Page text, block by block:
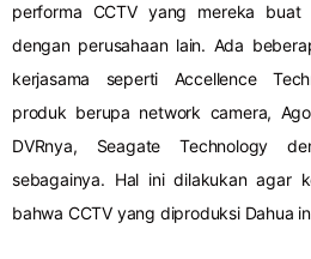
performa CCTV yang mereka buat
dengan perusahaan lain. Ada
kerjasama seperti Accellence
produk berupa network camera,
DVRnya, Seagate Technology
sebagainya. Hal ini dilakukan agar
bahwa CCTV yang diproduksi Dahua